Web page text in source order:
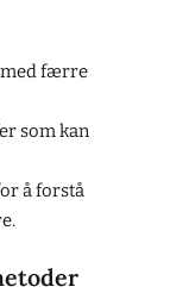
med færre
som kan
å forstå